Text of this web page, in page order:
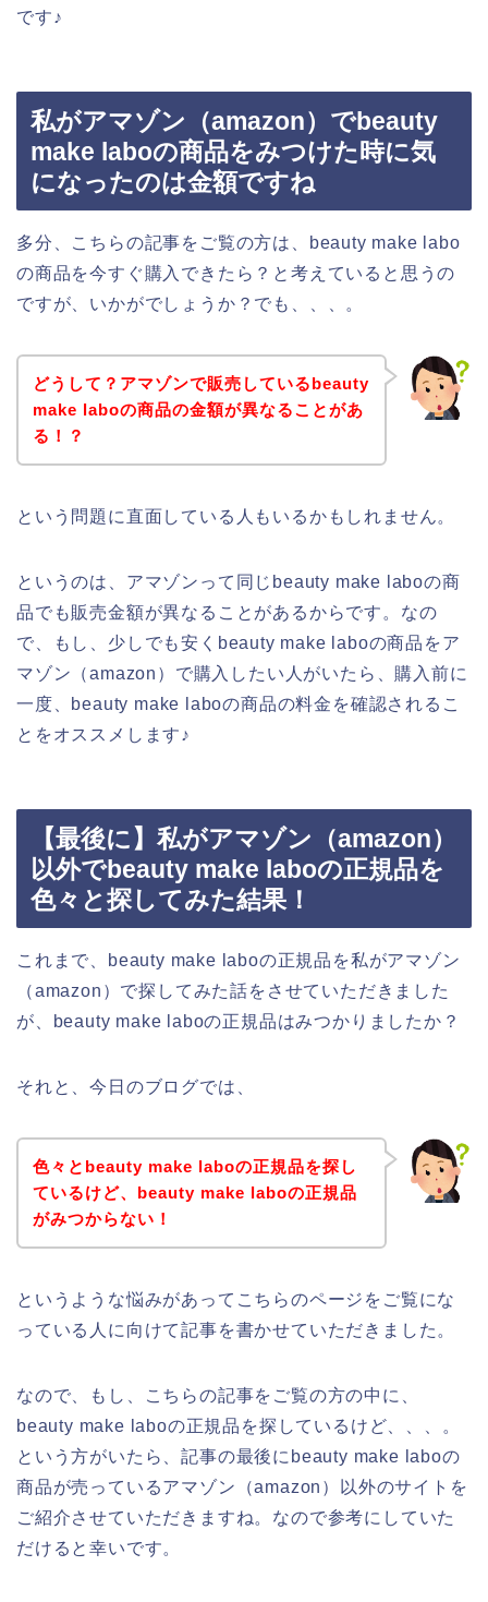
です♪
私がアマゾン（amazon）でbeauty
make laboの商品をみつけた時に気
になったのは金額ですね
多分、こちらの記事をご覧の方は、beauty make labo
の商品を今すぐ購入できたら？と考えていると思うの
ですが、いかがでしょうか？でも、、、。
どうして？アマゾンで販売しているbeauty
make laboの商品の金額が異なることがあ
る！？
という問題に直面している人もいるかもしれません。
というのは、アマゾンって同じbeauty make laboの商
品でも販売金額が異なることがあるからです。なの
で、もし、少しでも安くbeauty make laboの商品をア
マゾン（amazon）で購入したい人がいたら、購入前に
一度、beauty make laboの商品の料金を確認されるこ
とをオススメします♪
【最後に】私がアマゾン（amazon）
以外でbeauty make laboの正規品を
色々と探してみた結果！
これまで、beauty make laboの正規品を私がアマゾン
（amazon）で探してみた話をさせていただきました
が、beauty make laboの正規品はみつかりましたか？
それと、今日のブログでは、
色々とbeauty make laboの正規品を探し
ているけど、beauty make laboの正規品
がみつからない！
というような悩みがあってこちらのページをご覧にな
っている人に向けて記事を書かせていただきました。
なので、もし、こちらの記事をご覧の方の中に、
beauty make laboの正規品を探しているけど、、、。
という方がいたら、記事の最後にbeauty make laboの
商品が売っているアマゾン（amazon）以外のサイトを
ご紹介させていただきますね。なので参考にしていた
だけると幸いです。